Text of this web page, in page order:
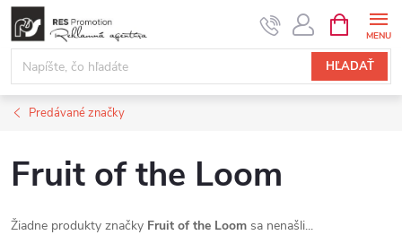
Prejsť
obsah
HĽADAŤ
KOŠÍK
Predávané značky
Fruit of the Loom
Žiadne produkty značky Fruit of the Loom sa nenašli...